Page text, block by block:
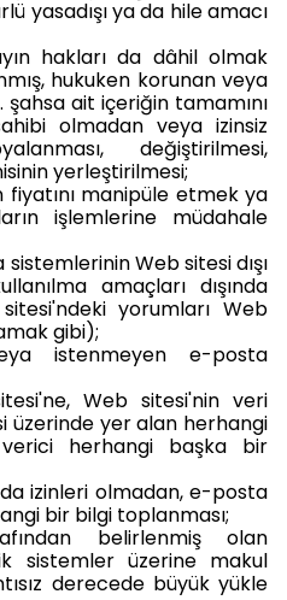
yasadışı ya da hile amacı
hakları da dâhil olmak
hukuken korunan veya
şahsa ait içeriğin tamamını
olmadan veya izinsiz
değiştirilmesi,
yerleştirilmesi;
manipüle etmek ya
işlemlerine müdahale
Web sitesi dışı
amaçları dışında
yorumları Web
gibi);
istenmeyen e-posta
Web sitesi'nin veri
üzerinde yer alan herhangi
herhangi başka bir
izinleri olmadan, e-posta
bir bilgi toplanması;
belirlenmiş olan
sistemler üzerine makul
derecede büyük yükle